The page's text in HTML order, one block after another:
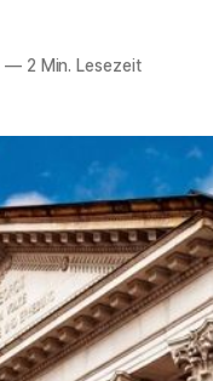
—2 Min. Lesezeit